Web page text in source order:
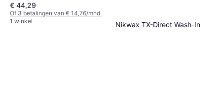
€ 44,29
Of 3 betalingen van € 14,76/mnd.
1 winkel
Nikwax TX-Direct Wash-In